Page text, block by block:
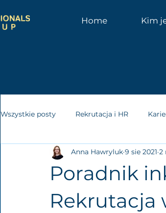
Home Kim
Wszystkie posty Rekrutacja i HR
Poradnik
Rekrutacja
Anna Hawryluk 9 sie 2021 2